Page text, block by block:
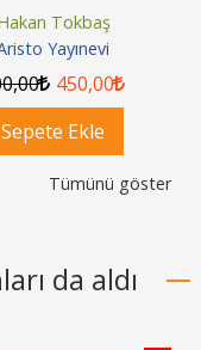
Tokbaş
Yayınevi
,00 450,00
Sepete Ekle
Tümünü göster
da aldı